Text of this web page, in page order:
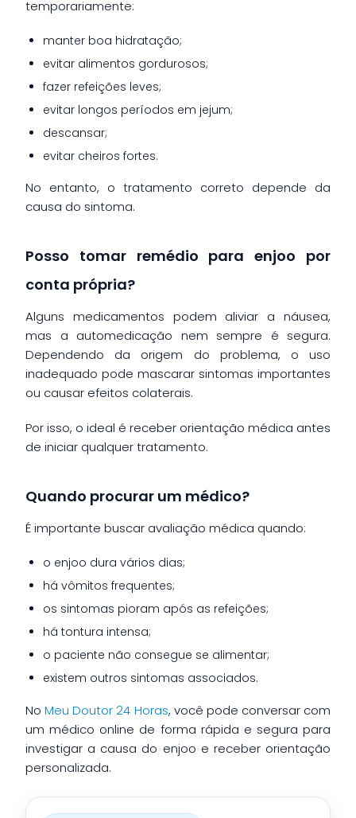
temporariamente:
manter boa hidratação;
evitar alimentos gordurosos;
fazer refeições leves;
evitar longos períodos em jejum;
descansar;
evitar cheiros fortes.
No entanto, o tratamento correto depende da
causa do sintoma.
Posso tomar remédio para enjoo por
conta própria?
Alguns medicamentos podem aliviar a náusea,
mas a automedicação nem sempre é segura.
Dependendo da origem do problema, o uso
inadequado pode mascarar sintomas importantes
ou causar efeitos colaterais.
Por isso, o ideal é receber orientação médica antes
de iniciar qualquer tratamento.
Quando procurar um médico?
É importante buscar avaliação médica quando:
o enjoo dura vários dias;
há vômitos frequentes;
os sintomas pioram após as refeições;
há tontura intensa;
o paciente não consegue se alimentar;
existem outros sintomas associados.
NoMeu Doutor 24 Horas, você pode conversar com
um médico online de forma rápida e segura para
investigar a causa do enjoo e receber orientação
personalizada.